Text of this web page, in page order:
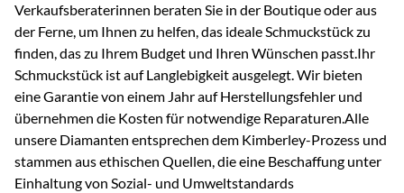
Verkaufsberaterinnen beraten Sie in der Boutique oder aus
der Ferne, um Ihnen zu helfen, das ideale Schmuckstück zu
finden, das zu Ihrem Budget und Ihren Wünschen passt.Ihr
Schmuckstück ist auf Langlebigkeit ausgelegt. Wir bieten
eine Garantie von einem Jahr auf Herstellungsfehler und
übernehmen die Kosten für notwendige Reparaturen.Alle
unsere Diamanten entsprechen dem Kimberley-Prozess und
stammen aus ethischen Quellen, die eine Beschaffung unter
Einhaltung von Sozial- und Umweltstandards